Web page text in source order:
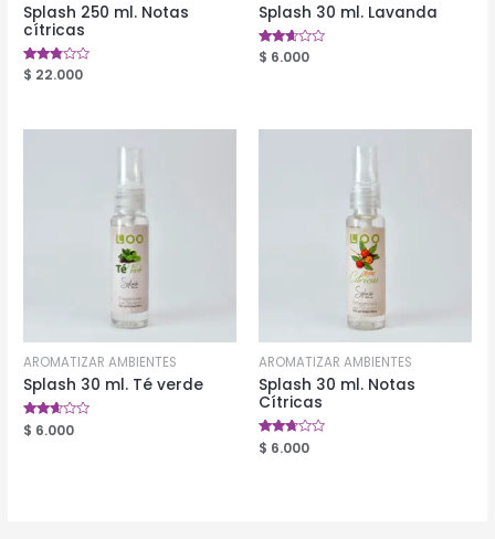
Splash 250 ml. Notas
cítricas
Valorado
en
$ 22.000
Splash 30 ml. Lavanda
Valorado
en
$ 6.000
AROMATIZAR AMBIENTES
Splash 30 ml. Té verde
Valorado
en
$ 6.000
AROMATIZAR AMBIENTES
Splash 30 ml. Notas
Cítricas
Valorado
en
$ 6.000